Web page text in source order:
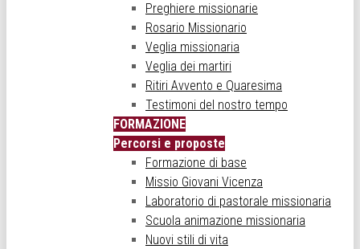
Preghiere missionarie
Rosario Missionario
Veglia missionaria
Veglia dei martiri
Ritiri Avvento e Quaresima
Testimoni del nostro tempo
FORMAZIONE
Percorsi e proposte
Formazione di base
Missio Giovani Vicenza
Laboratorio di pastorale missionaria
Scuola animazione missionaria
Nuovi stili di vita